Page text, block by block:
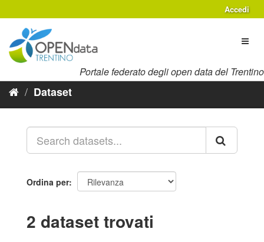
al
contenuto
Accedi
Portale federato degli open data del Trentino
Dataset
Ordina per
2 dataset trovati